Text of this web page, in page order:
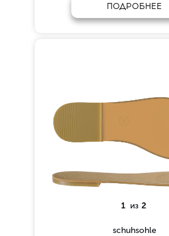
ПОДРОБНЕЕ
1 из 2
schuhsohle